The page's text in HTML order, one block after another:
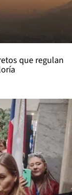
que regulan